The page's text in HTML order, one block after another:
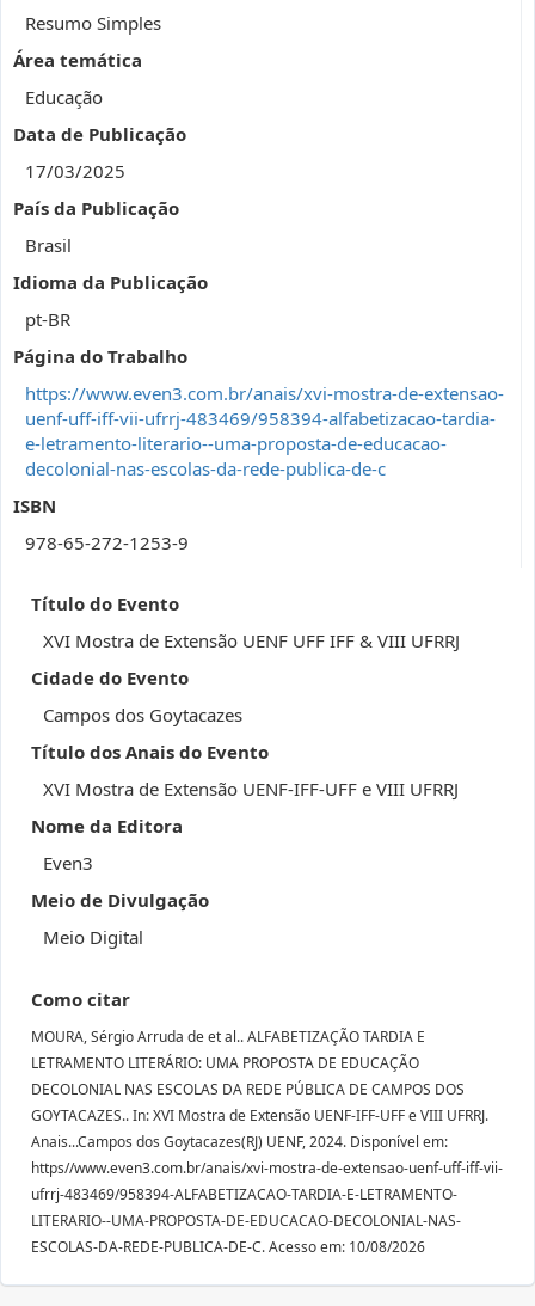
Resumo Simples
Área temática
Educação
Data de Publicação
17/03/2025
País da Publicação
Brasil
Idioma da Publicação
pt-BR
Página do Trabalho
https://www.even3.com.br/anais/xvi-mostra-de-extensao-
uenf-uff-iff-vii-ufrrj-483469/958394-alfabetizacao-tardia-
e-letramento-literario--uma-proposta-de-educacao-
decolonial-nas-escolas-da-rede-publica-de-c
ISBN
978-65-272-1253-9
Título do Evento
XVI Mostra de Extensão UENF UFF IFF & VIII UFRRJ
Cidade do Evento
Campos dos Goytacazes
Título dos Anais do Evento
XVI Mostra de Extensão UENF-IFF-UFF e VIII UFRRJ
Nome da Editora
Even3
Meio de Divulgação
Meio Digital
Como citar
MOURA, Sérgio Arruda de et al.. ALFABETIZAÇÃO TARDIA E
LETRAMENTO LITERÁRIO: UMA PROPOSTA DE EDUCAÇÃO
DECOLONIAL NAS ESCOLAS DA REDE PÚBLICA DE CAMPOS DOS
GOYTACAZES.. In: XVI Mostra de Extensão UENF-IFF-UFF e VIII UFRRJ.
Anais...Campos dos Goytacazes(RJ) UENF, 2024. Disponível em:
https//www.even3.com.br/anais/xvi-mostra-de-extensao-uenf-uff-iff-vii-
ufrrj-483469/958394-ALFABETIZACAO-TARDIA-E-LETRAMENTO-
LITERARIO--UMA-PROPOSTA-DE-EDUCACAO-DECOLONIAL-NAS-
ESCOLAS-DA-REDE-PUBLICA-DE-C. Acesso em: 10/08/2026